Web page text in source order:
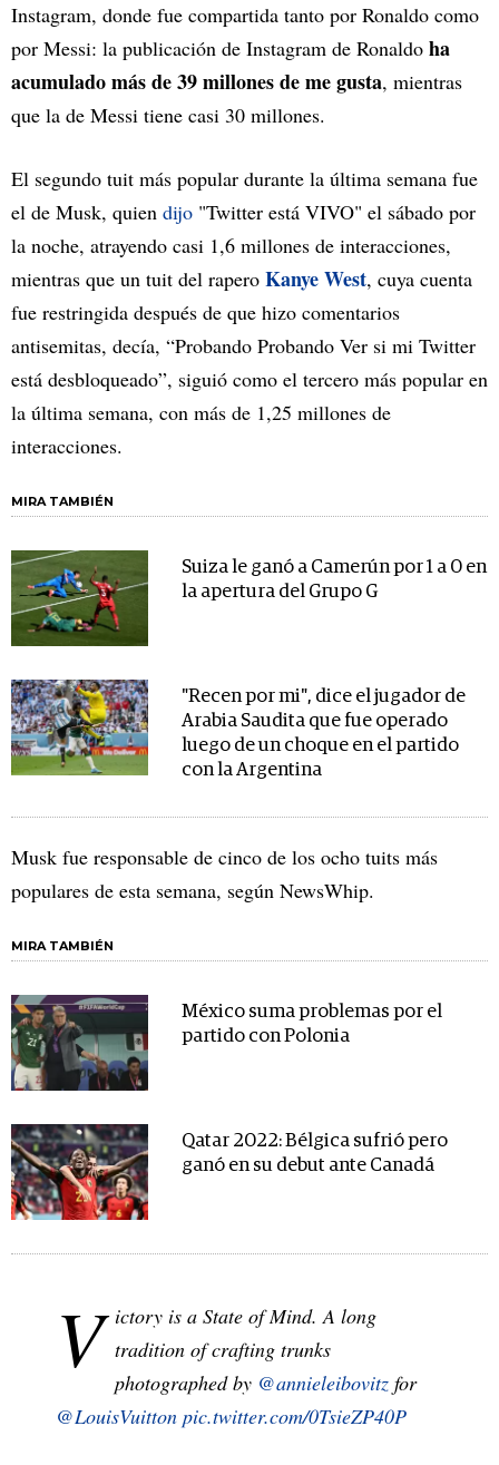
Instagram, donde fue compartida tanto por Ronaldo como
por Messi: la publicación de Instagram de Ronaldo ha
acumulado más de 39 millones de me gusta, mientras
que la de Messi tiene casi 30 millones.
El segundo tuit más popular durante la última semana fue
el de Musk, quien dijo "Twitter está VIVO" el sábado por
la noche, atrayendo casi 1,6 millones de interacciones,
mientras que un tuit del rapero Kanye West, cuya cuenta
fue restringida después de que hizo comentarios
antisemitas, decía, “Probando Probando Ver si mi Twitter
está desbloqueado”, siguió como el tercero más popular en
la última semana, con más de 1,25 millones de
interacciones.
MIRA TAMBIÉN
Suiza le ganó a Camerún por 1 a 0 en
la apertura del Grupo G
"Recen por mi", dice el jugador de
Arabia Saudita que fue operado
luego de un choque en el partido
con la Argentina
Musk fue responsable de cinco de los ocho tuits más
populares de esta semana, según NewsWhip.
MIRA TAMBIÉN
México suma problemas por el
partido con Polonia
Qatar 2022: Bélgica sufrió pero
ganó en su debut ante Canadá
V ictory is a State of Mind. A long
tradition of crafting trunks
photographed by @annieleibovitz for
@LouisVuitton pic.twitter.com/0TsieZP40P